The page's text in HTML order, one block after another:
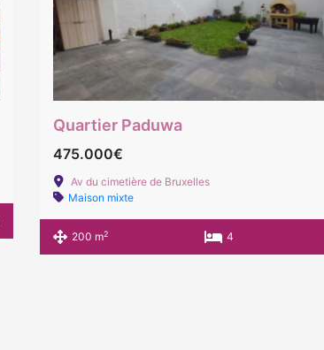
Quartier Paduwa
475.000€
Av du cimetière de Bruxelles
Maison mixte
200 m2 4